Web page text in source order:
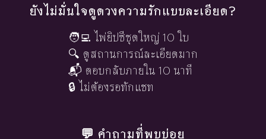
ยังไม่มั่นใจดูดวงความรักแบบละเอียด?
🧑‍💻 ไพ่ยิปซีชุดใหญ่ 10 ใบ
🔍 ดูสถานการณ์ละเอียดมาก
📬 ตอบกลับภายใน 10 นาที
🔒 ไม่ต้องรอทักแชท
💬 คำถามที่พบบ่อย